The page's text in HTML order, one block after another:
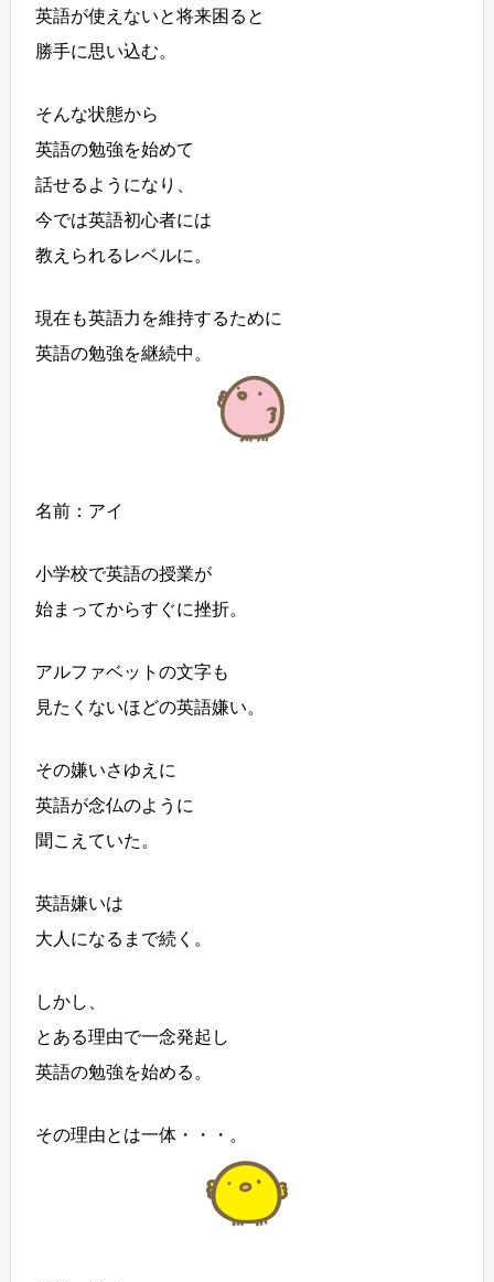
英語が使えないと将来困ると
勝手に思い込む。
そんな状態から
英語の勉強を始めて
話せるようになり、
今では英語初心者には
教えられるレベルに。
現在も英語力を維持するために
英語の勉強を継続中。
名前：アイ
小学校で英語の授業が
始まってからすぐに挫折。
アルファベットの文字も
見たくないほどの英語嫌い。
その嫌いさゆえに
英語が念仏のように
聞こえていた。
英語嫌いは
大人になるまで続く。
しかし、
とある理由で一念発起し
英語の勉強を始める。
その理由とは一体・・・。